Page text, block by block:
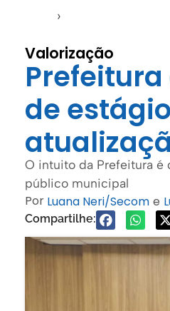
›
Valorização
de
O intuito da Prefeitura é
público municipal
Por Luana Neri/Secom e
Compartilhe: